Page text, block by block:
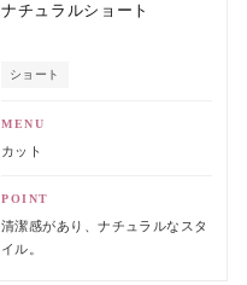
ナチュラルショート
ショート
MENU
カット
POINT
清潔感があり、ナチュラルなスタ
イル。